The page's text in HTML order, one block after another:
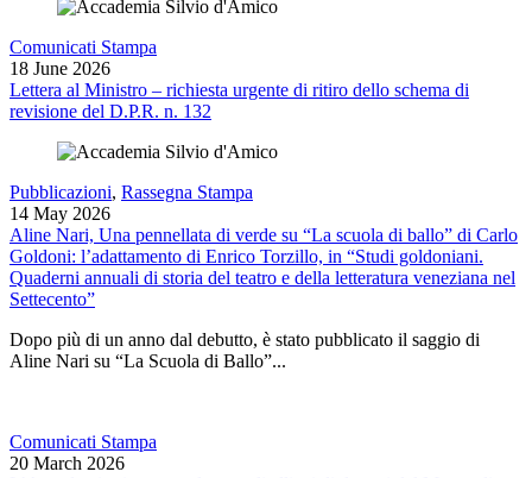
Comunicati Stampa
18 June 2026
Lettera al Ministro – richiesta urgente di ritiro dello schema di
revisione del D.P.R. n. 132
Pubblicazioni, Rassegna Stampa
14 May 2026
Aline Nari, Una pennellata di verde su “La scuola di ballo” di Carlo
Goldoni: l’adattamento di Enrico Torzillo, in “Studi goldoniani.
Quaderni annuali di storia del teatro e della letteratura veneziana nel
Settecento”
Dopo più di un anno dal debutto, è stato pubblicato il saggio di
Aline Nari su “La Scuola di Ballo”...
Comunicati Stampa
20 March 2026